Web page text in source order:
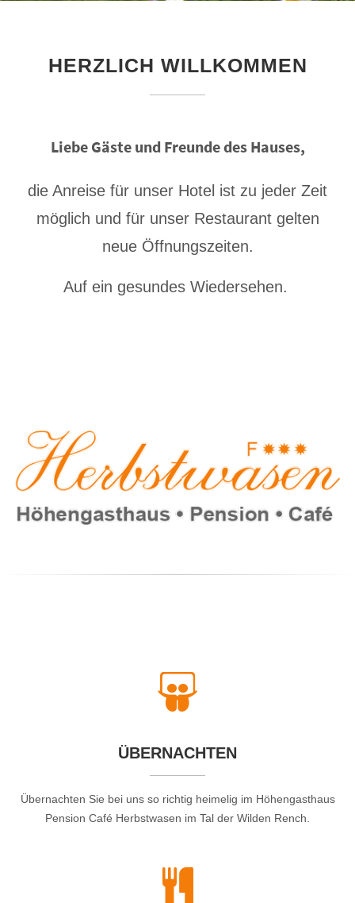
HERZLICH WILLKOMMEN
Liebe Gäste und Freunde des Hauses,
die Anreise für unser Hotel ist zu jeder Zeit
möglich und für unser Restaurant gelten
neue Öffnungszeiten.
Auf ein gesundes Wiedersehen.
ÜBERNACHTEN
Übernachten Sie bei uns so richtig heimelig im Höhengasthaus
Pension Café Herbstwasen im Tal der Wilden Rench.